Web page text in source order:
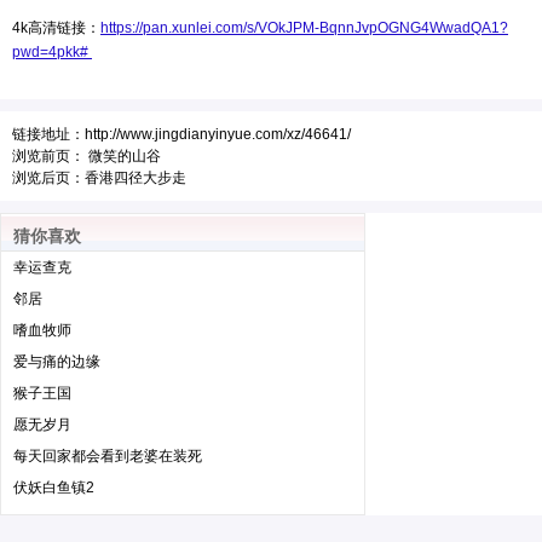
4k高清链接： https://pan.xunlei.com/s/VOkJPM-BqnnJvpOGNG4WwadQA1?
pwd=4pkk#
链接地址： http://www.jingdianyinyue.com/xz/46641/
浏览前页： 微笑的山谷
浏览后页： 香港四径大步走
猜你喜欢
幸运查克
邻居
嗜血牧师
爱与痛的边缘
猴子王国
愿无岁月
每天回家都会看到老婆在装死
伏妖白鱼镇2